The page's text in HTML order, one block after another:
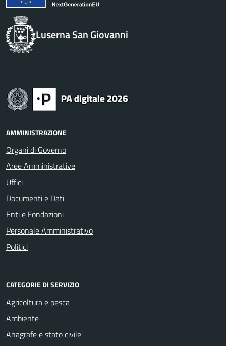
Luserna San Giovanni
AMMINISTRAZIONE
Organi di Governo
Aree Amministrative
Uffici
Documenti e Dati
Enti e Fondazioni
Personale Amministrativo
Politici
CATEGORIE DI SERVIZIO
Agricoltura e pesca
Ambiente
Anagrafe e stato civile